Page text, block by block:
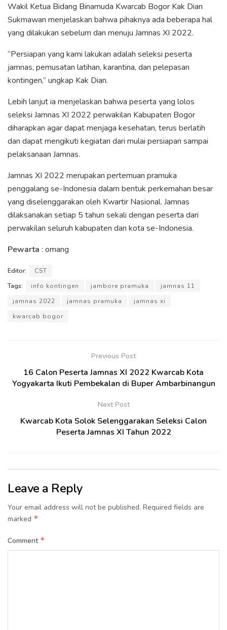
Wakil Ketua Bidang Binamuda Kwarcab Bogor Kak Dian
Sukmawan menjelaskan bahwa pihaknya ada beberapa hal
yang dilakukan sebelum dan menuju Jamnas XI 2022.
“Persiapan yang kami lakukan adalah seleksi peserta
jamnas, pemusatan latihan, karantina, dan pelepasan
kontingen,” ungkap Kak Dian.
Lebih lanjut ia menjelaskan bahwa peserta yang lolos
seleksi Jamnas XI 2022 perwakilan Kabupaten Bogor
diharapkan agar dapat menjaga kesehatan, terus berlatih
dan dapat mengikuti kegiatan dari mulai persiapan sampai
pelaksanaan Jamnas.
Jamnas XI 2022 merupakan pertemuan pramuka
penggalang se-Indonesia dalam bentuk perkemahan besar
yang diselenggarakan oleh Kwartir Nasional. Jamnas
dilaksanakan setiap 5 tahun sekali dengan peserta dari
perwakilan seluruh kabupaten dan kota se-Indonesia.
Pewarta : omang
Editor:
CST
Tags:
info kontingen jambore pramuka
jamnas 11
jamnas 2022
jamnas pramuka
jamnas xi
kwarcab bogor
Previous Post
16 Calon Peserta Jamnas XI 2022 Kwarcab Kota
Yogyakarta Ikuti Pembekalan di Buper Ambarbinangun
Next Post
Kwarcab Kota Solok Selenggarakan Seleksi Calon
Peserta Jamnas XI Tahun 2022
Leave a Reply
Your email address will not be published. Required fields are
marked *
Comment *